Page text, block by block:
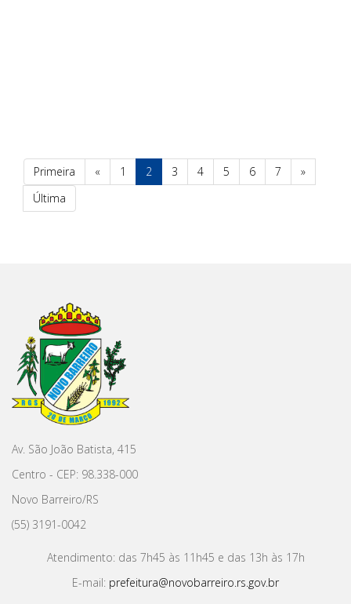
Primeira « 1 2 3 4 5 6 7
»
Última
Av. São João Batista, 415
Centro - CEP: 98.338-000
Novo Barreiro/RS
(55) 3191-0042
Atendimento: das 7h45 às 11h45 e das 13h às 17h
E-mail: prefeitura@novobarreiro.rs.gov.br